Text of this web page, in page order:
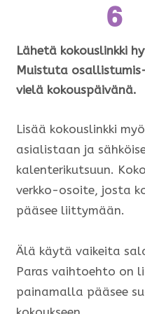
6
Lähetä kokouslinkki
Muistuta
vielä kokouspäivänä.
Lisää kokouslinkki
asialistaan ja
kalenterikutsuun.
verkko-osoite, josta
pääsee liittymään.
Älä käytä vaikeita
Paras vaihtoehto on
painamalla pääsee